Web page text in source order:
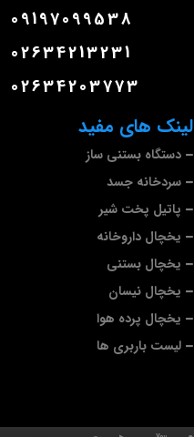
لینک های مفید
دستگاه بستنی ساز
سردخانه جسد
پاتیل پخت شیر
یخچال داروخانه
یخچال بستنی
یخچال نیسان
یخچال پرده هوا
لیست باربری ها
09197099538
02634213231
02634203773